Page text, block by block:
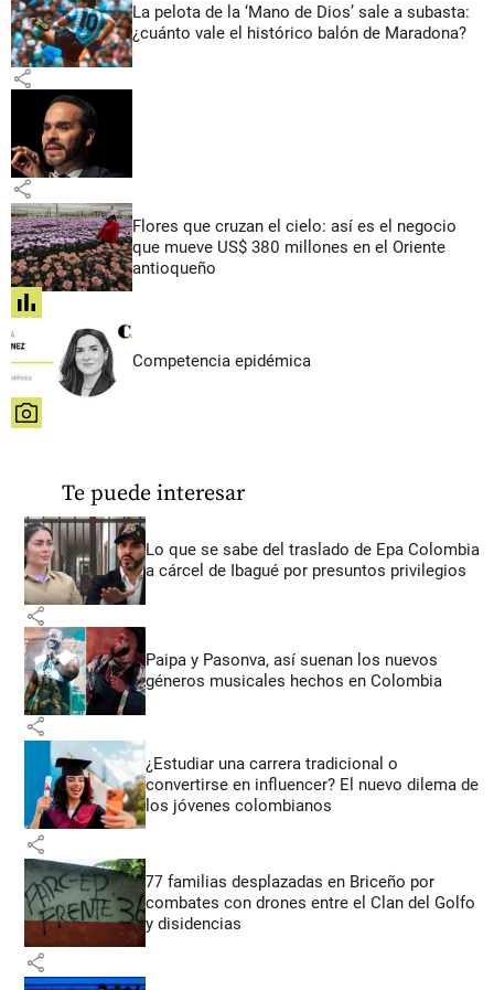
La pelota de la ‘Mano de Dios’ sale a subasta:
¿cuánto vale el histórico balón de Maradona?
share
share
Flores que cruzan el cielo: así es el negocio
que mueve US$ 380 millones en el Oriente
antioqueño
share
Competencia epidémica
share
Te puede interesar
Lo que se sabe del traslado de Epa Colombia
a cárcel de Ibagué por presuntos privilegios
share
Paipa y Pasonva, así suenan los nuevos
géneros musicales hechos en Colombia
share
¿Estudiar una carrera tradicional o
convertirse en influencer? El nuevo dilema de
los jóvenes colombianos
share
77 familias desplazadas en Briceño por
combates con drones entre el Clan del Golfo
y disidencias
share